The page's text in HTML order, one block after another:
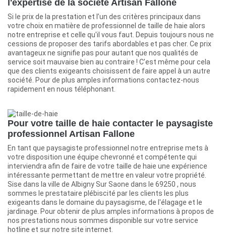
l'expertise de la société Artisan Fallone
Si le prix de la prestation et l’un des critères principaux dans
votre choix en matière de professionnel de taille de haie alors
notre entreprise et celle qu'il vous faut. Depuis toujours nous ne
cessions de proposer des tarifs abordables et pas cher. Ce prix
avantageux ne signifie pas pour autant que nos qualités de
service soit mauvaise bien au contraire ! C’est même pour cela
que des clients exigeants choisissent de faire appel à un autre
société. Pour de plus amples informations contactez-nous
rapidement en nous téléphonant.
Pour votre taille de haie contacter le paysagiste
professionnel Artisan Fallone
En tant que paysagiste professionnel notre entreprise mets à
votre disposition une équipe chevronné et compétente qui
interviendra afin de faire de votre taille de haie une expérience
intéressante permettant de mettre en valeur votre propriété.
Sise dans la ville de Albigny Sur Saone dans le 69250 , nous
sommes le prestataire plébiscité par les clients les plus
exigeants dans le domaine du paysagisme, de l'élagage et le
jardinage. Pour obtenir de plus amples informations à propos de
nos prestations nous sommes disponible sur votre service
hotline et sur notre site internet.